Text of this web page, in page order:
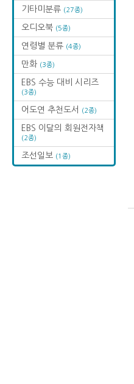
기타미분류 (27종)
오디오북 (5종)
연령별 분류 (4종)
만화 (3종)
EBS 수능 대비 시리즈
(3종)
어도연 추천도서 (2종)
EBS 이달의 회원전자책
(2종)
조선일보 (1종)